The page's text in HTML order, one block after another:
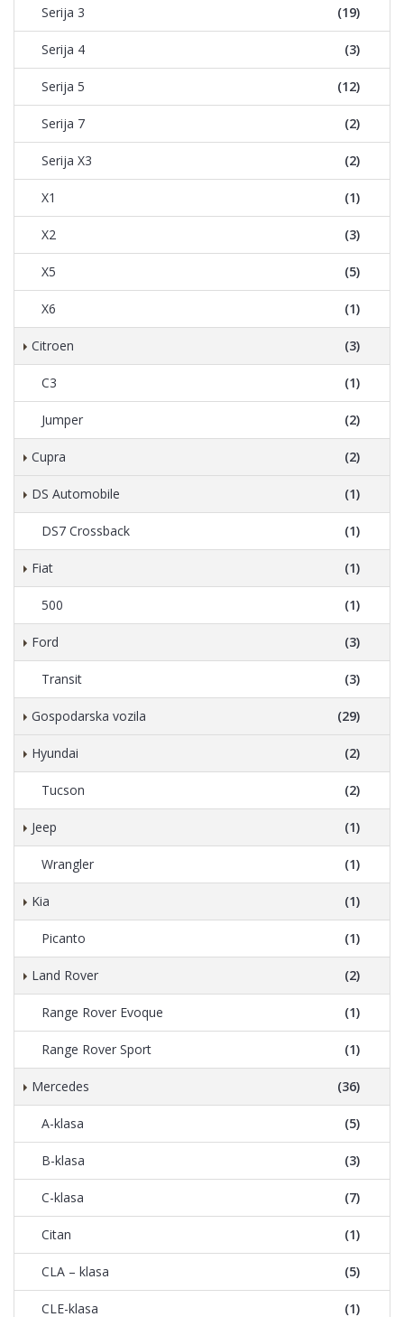
Serija 3 (19)
Serija 4 (3)
Serija 5 (12)
Serija 7 (2)
Serija X3 (2)
X1 (1)
X2 (3)
X5 (5)
X6 (1)
Citroen (3)
C3 (1)
Jumper (2)
Cupra (2)
DS Automobile (1)
DS7 Crossback (1)
Fiat (1)
500 (1)
Ford (3)
Transit (3)
Gospodarska vozila (29)
Hyundai (2)
Tucson (2)
Jeep (1)
Wrangler (1)
Kia (1)
Picanto (1)
Land Rover (2)
Range Rover Evoque (1)
Range Rover Sport (1)
Mercedes (36)
A-klasa (5)
B-klasa (3)
C-klasa (7)
Citan (1)
CLA – klasa (5)
CLE-klasa (1)